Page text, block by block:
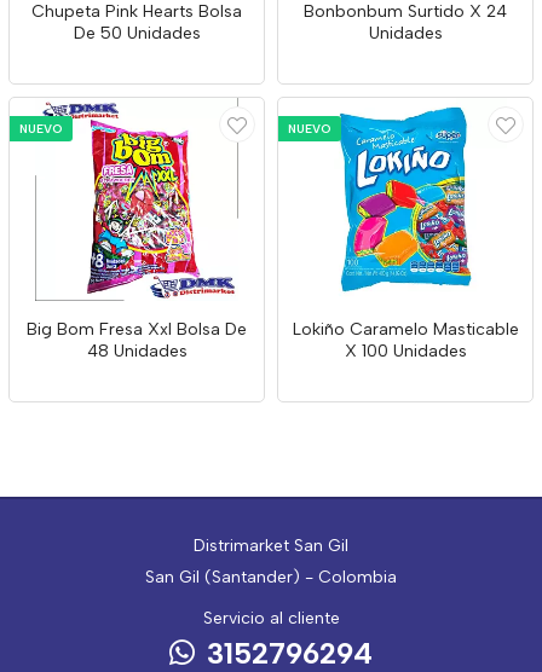
Chupeta Pink Hearts Bolsa
De 50 Unidades
Bonbonbum Surtido X 24
Unidades
NUEVO
Big Bom Fresa Xxl Bolsa De
48 Unidades
NUEVO
Lokiño Caramelo Masticable
X 100 Unidades
Distrimarket San Gil
San Gil (Santander) - Colombia
Servicio al cliente
3152796294